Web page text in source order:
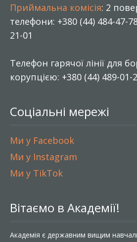
Приймальна комісія: 2
телефони: +380 (44) 484-47-
21-01
Телефон гарячої лінії для
корупцією: +380 (44) 489-01-
Соціальні мережі
Ми у Facebook
Ми у Instagram
Ми у TikTok
Вітаємо в Академії!
Академія є державним вищим